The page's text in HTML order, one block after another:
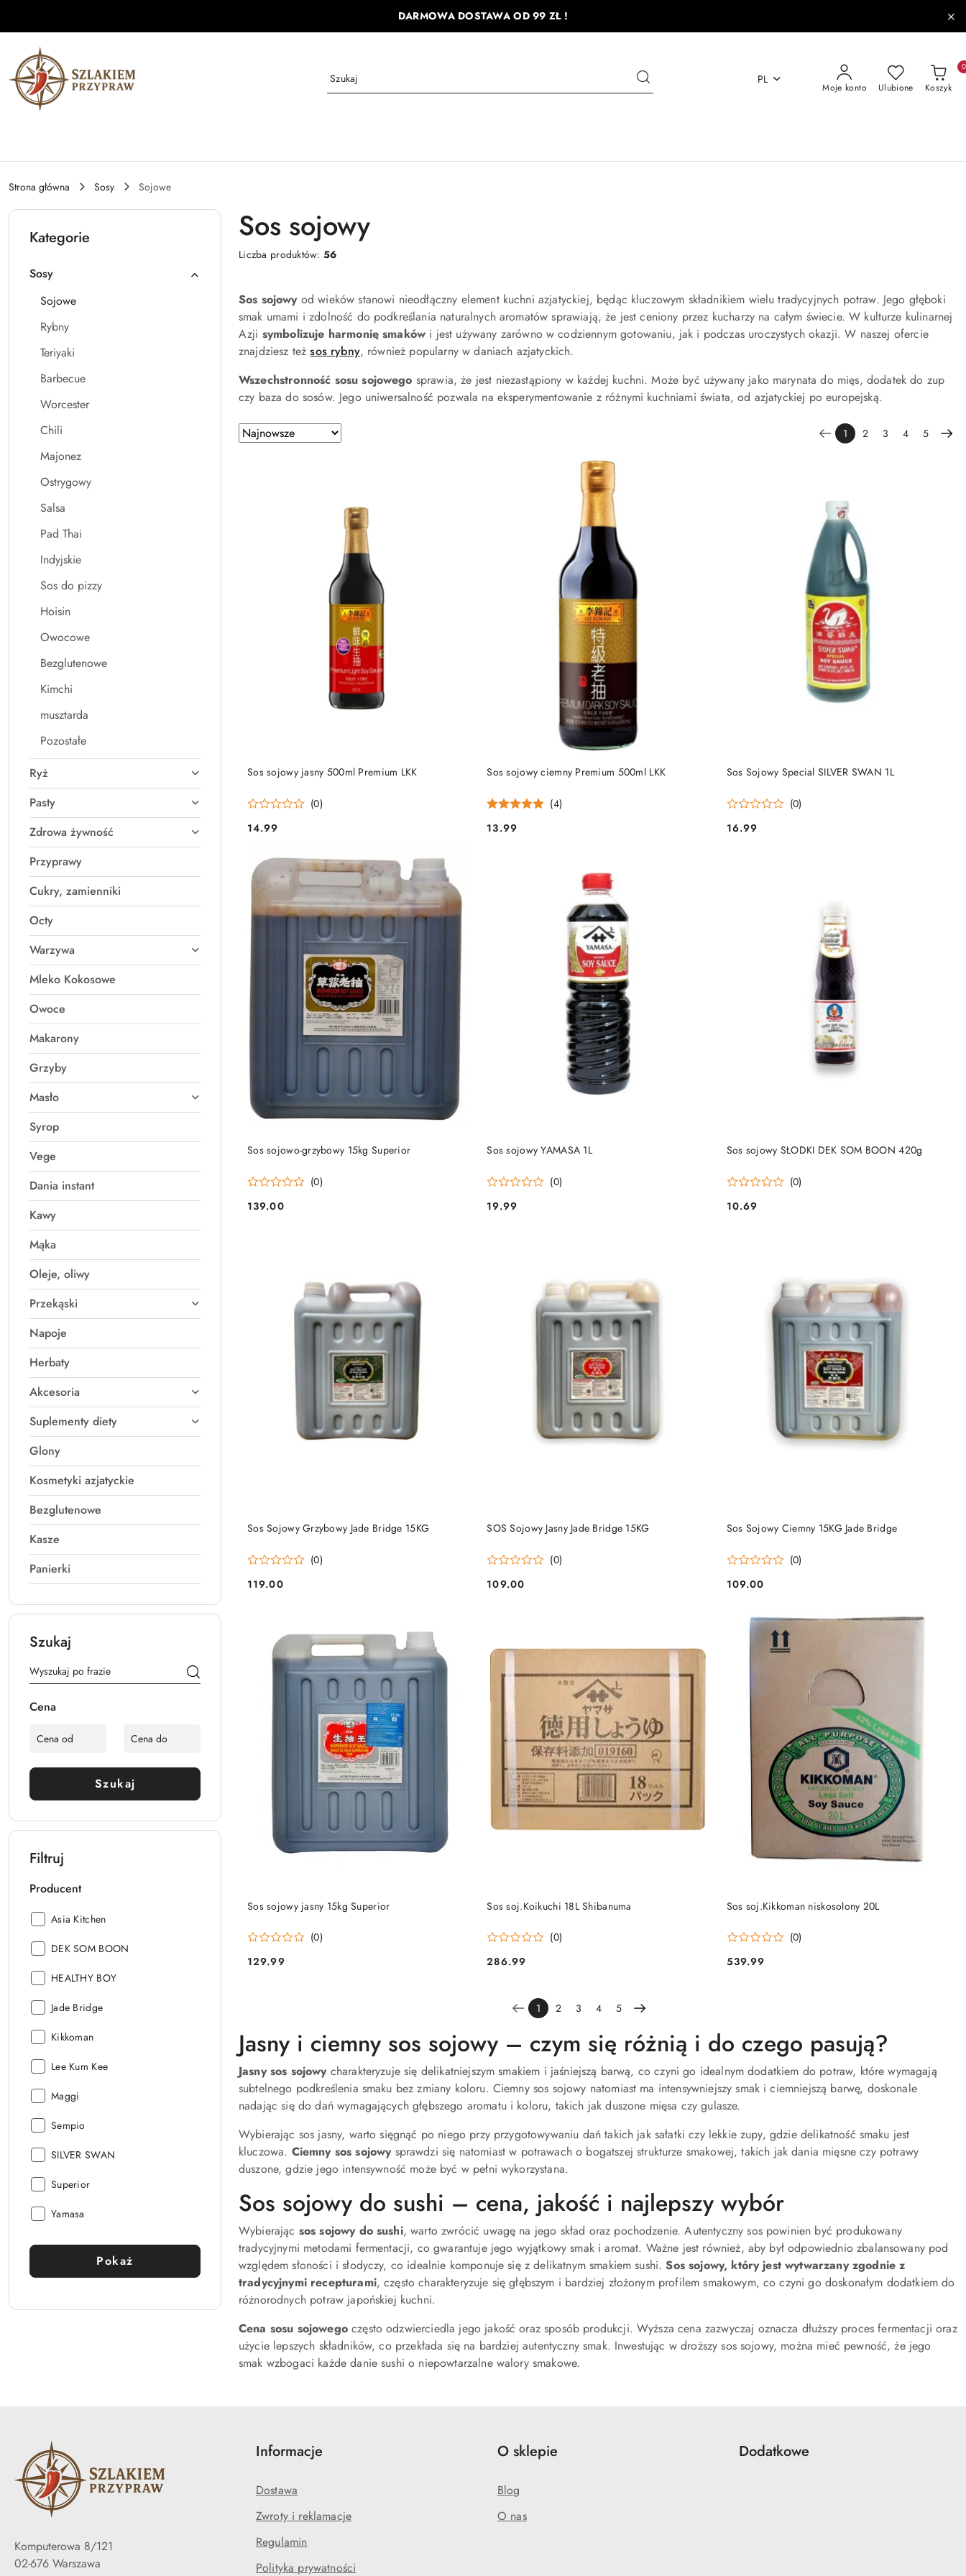
DARMOWA DOSTAWA OD 99 ZŁ !
PL
Moje konto Ulubione Koszyk
0
Strona główna Sosy Sojowe
Kategorie
Sosy
Sojowe
Rybny
Teriyaki
Barbecue
Worcester
Chili
Majonez
Ostrygowy
Salsa
Pad Thai
Indyjskie
Sos do pizzy
Hoisin
Owocowe
Bezglutenowe
Kimchi
musztarda
Pozostałe
Ryż
Pasty
Zdrowa żywność
Przyprawy
Cukry, zamienniki
Octy
Warzywa
Mleko Kokosowe
Owoce
Makarony
Grzyby
Masło
Syrop
Vege
Dania instant
Kawy
Mąka
Oleje, oliwy
Przekąski
Napoje
Herbaty
Akcesoria
Suplementy diety
Glony
Kosmetyki azjatyckie
Bezglutenowe
Kasze
Panierki
Szukaj
Cena
Szukaj
Filtruj
Producent
Producent:
Asia Kitchen
Producent:
DEK SOM BOON
Producent:
HEALTHY BOY
Producent:
Jade Bridge
Producent:
Kikkoman
Producent:
Lee Kum Kee
Producent:
Maggi
Producent:
Sempio
Producent:
SILVER SWAN
Producent:
Superior
Producent:
Yamasa
Pokaż
Sos sojowy
Liczba produktów:56
Sos sojowyod wieków stanowi nieodłączny element kuchni azjatyckiej, będąc kluczowym składnikiem wielu tradycyjnych potraw. Jego głęboki
smak umami i zdolność do podkreślania naturalnych aromatów sprawiają, że jest ceniony przez kucharzy na całym świecie. W kulturze kulinarnej
Azji symbolizuje harmonię smaków i jest używany zarówno w codziennym gotowaniu, jak i podczas uroczystych okazji. W naszej ofercie
znajdziesz teżsos rybny, również popularny w daniach azjatyckich.
Wszechstronność sosu sojowego sprawia, że jest niezastąpiony w każdej kuchni. Może być używany jako marynata do mięs, dodatek do zup
czy baza do sosów. Jego uniwersalność pozwala na eksperymentowanie z różnymi kuchniami świata, od azjatyckiej po europejską.
Zastosowano
sortowanie:
Sortuj
według
1 2 3 4 5
Sos sojowy jasny 500ml Premium LKK
(0)
Cena:
14.99
DO KOSZYKA Sos sojowy ciemny Premium 500ml LKK
(4)
Cena:
13.99
DO KOSZYKA Sos Sojowy Special SILVER SWAN 1L
(0)
Cena:
16.99
DO KOSZYKA
Sos sojowo-grzybowy 15kg Superior
(0)
Cena:
139.00
DO KOSZYKA Sos sojowy YAMASA 1L
(0)
Cena:
19.99
DO KOSZYKA Sos sojowy SŁODKI DEK SOM BOON 420g
(0)
Cena:
10.69
DO KOSZYKA
Sos Sojowy Grzybowy Jade Bridge 15KG
(0)
Cena:
119.00
DO KOSZYKA SOS Sojowy Jasny Jade Bridge 15KG
(0)
Cena:
109.00
DO KOSZYKA Sos Sojowy Ciemny 15KG Jade Bridge
(0)
Cena:
109.00
DO KOSZYKA
Sos sojowy jasny 15kg Superior
(0)
Cena:
129.99
DO KOSZYKA Sos soj.Koikuchi 18L Shibanuma
(0)
Cena:
286.99
DO KOSZYKA Sos soj.Kikkoman niskosolony 20L
(0)
Cena:
539.99
DO KOSZYKA
1 2 3 4 5
Jasny i ciemny sos sojowy – czym się różnią i do czego pasują?
Jasny sos sojowycharakteryzuje się delikatniejszym smakiem i jaśniejszą barwą, co czyni go idealnym dodatkiem do potraw, które wymagają
subtelnego podkreślenia smaku bez zmiany koloru. Ciemny sos sojowy natomiast ma intensywniejszy smak i ciemniejszą barwę, doskonale
nadając się do dań wymagających głębszego aromatu i koloru, takich jak duszone mięsa czy gulasze.
Wybierając sos jasny, warto sięgnąć po niego przy przygotowywaniu dań takich jak sałatki czy lekkie zupy, gdzie delikatność smaku jest
kluczowa. Ciemny sos sojowysprawdzi się natomiast w potrawach o bogatszej strukturze smakowej, takich jak dania mięsne czy potrawy
duszone, gdzie jego intensywność może być w pełni wykorzystana.
Sos sojowy do sushi – cena, jakość i najlepszy wybór
Wybierając sos sojowy do sushi, warto zwrócić uwagę na jego skład oraz pochodzenie. Autentyczny sos powinien być produkowany
tradycyjnymi metodami fermentacji, co gwarantuje jego wyjątkowy smak i aromat. Ważne jest również, aby był odpowiednio zbalansowany pod
względem słoności i słodyczy, co idealnie komponuje się z delikatnym smakiem sushi.Sos sojowy, który jest wytwarzany zgodnie z
tradycyjnymi recepturami, często charakteryzuje się głębszym i bardziej złożonym profilem smakowym, co czyni go doskonałym dodatkiem do
różnorodnych potraw japońskiej kuchni.
Cena sosu sojowegoczęsto odzwierciedla jego jakość oraz sposób produkcji. Wyższa cena zazwyczaj oznacza dłuższy proces fermentacji oraz
użycie lepszych składników, co przekłada się na bardziej autentyczny smak. Inwestując w droższy sos sojowy, można mieć pewność, że jego
smak wzbogaci każde danie sushi o niepowtarzalne walory smakowe.
Komputerowa 8/121
02-676 Warszawa
Informacje
Dostawa
Zwroty i reklamacje
Regulamin
Polityka prywatności
O sklepie
Blog
O nas
Dodatkowe